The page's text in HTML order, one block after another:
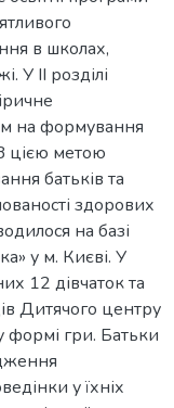
в школах,
У ІІ розділі
на формування
цією метою
батьків та
здорових
на базі
у м. Києві. У
12 дівчаток та
Дитячого центру
формі гри. Батьки
у їхніх